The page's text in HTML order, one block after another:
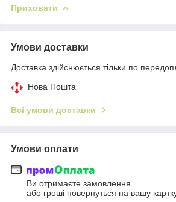
Приховати
Умови доставки
Доставка здійснюється тільки по
Нова Пошта
Всі умови доставки
Умови оплати
Ви отримаєте замовлення
або гроші повернуться на вашу